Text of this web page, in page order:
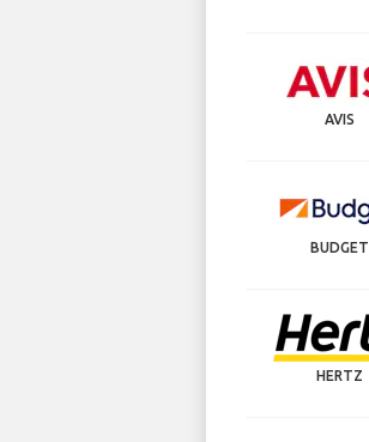
AVIS
BUDGET
HERTZ